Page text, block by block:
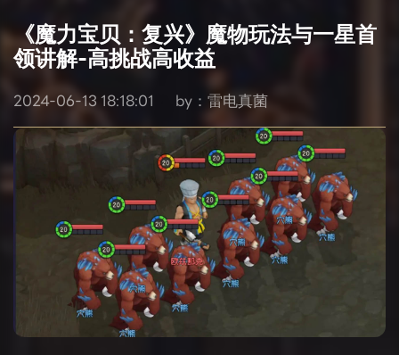
《魔力宝贝：复兴》魔物玩法与一星首
领讲解-高挑战高收益
2024-06-13 18:18:01 by：雷电真菌